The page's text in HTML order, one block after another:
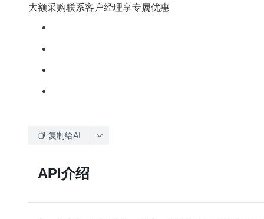
大额采购联系客户经理享专属优惠
复制给AI
API介绍